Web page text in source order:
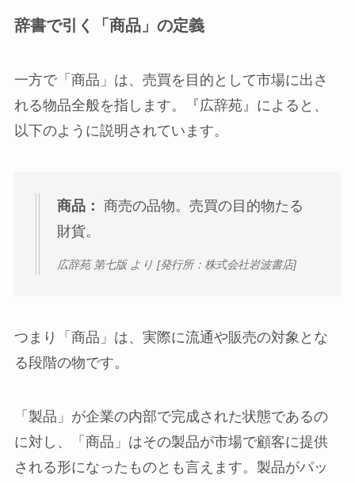
辞書で引く「商品」の定義
一方で「商品」は、売買を目的として市場に出さ
れる物品全般を指します。『広辞苑』によると、
以下のように説明されています。
商品： 商売の品物。売買の目的物たる
財貨。
広辞苑 第七版 より [発行所：株式会社岩波書店]
つまり「商品」は、実際に流通や販売の対象とな
る段階の物です。
「製品」が企業の内部で完成された状態であるの
に対し、「商品」はその製品が市場で顧客に提供
される形になったものとも言えます。製品がパッ